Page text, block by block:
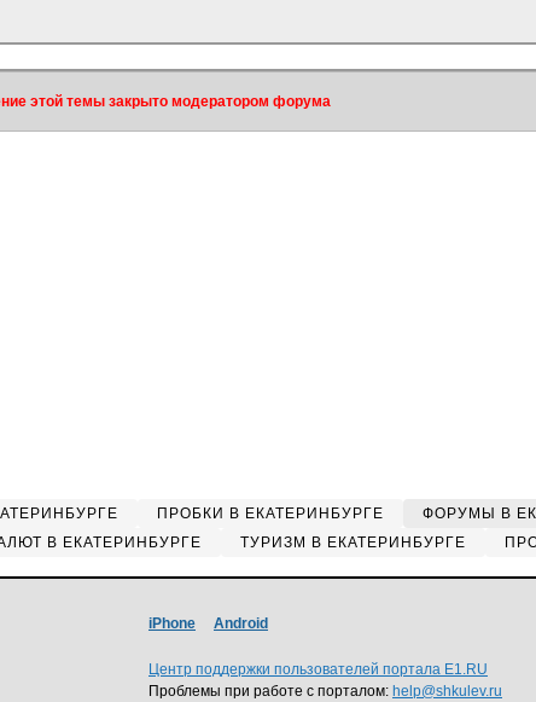
этой темы закрыто модератором форума
ПРОБКИ В ЕКАТЕРИНБУРГЕ ФОРУМЫ В
В ЕКАТЕРИНБУРГЕ ТУРИЗМ В ЕКАТЕРИНБУРГЕ
iPhone Android
Центр поддержки пользователей портала E1.RU
Проблемы при работе с порталом: help@shkulev.ru